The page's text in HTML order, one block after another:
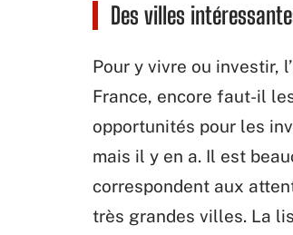
Des villes
Pour y vivre ou investir,
France, encore faut-il
opportunités pour les
mais il y en a. Il est
correspondent aux
très grandes villes. La